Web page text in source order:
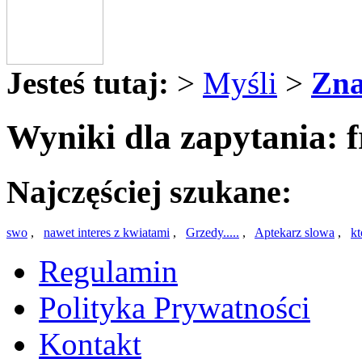
Jesteś tutaj: > Myśli >
Wyniki dla zapytania:
Najczęściej szukane:
swo , nawet interes z kwiatami , Grzedy..... , Aptekarz slowa ,
Regulamin
Polityka Prywatności
Kontakt